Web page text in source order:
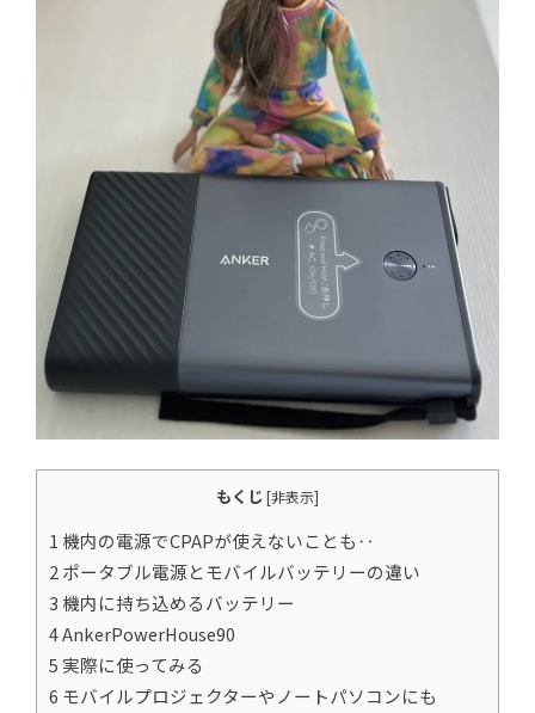
もくじ [非表示]
1 機内の電源でCPAPが使えないことも‥
2 ポータブル電源とモバイルバッテリーの違い
3 機内に持ち込めるバッテリー
4 AnkerPowerHouse90
5 実際に使ってみる
6 モバイルプロジェクターやノートパソコンにも